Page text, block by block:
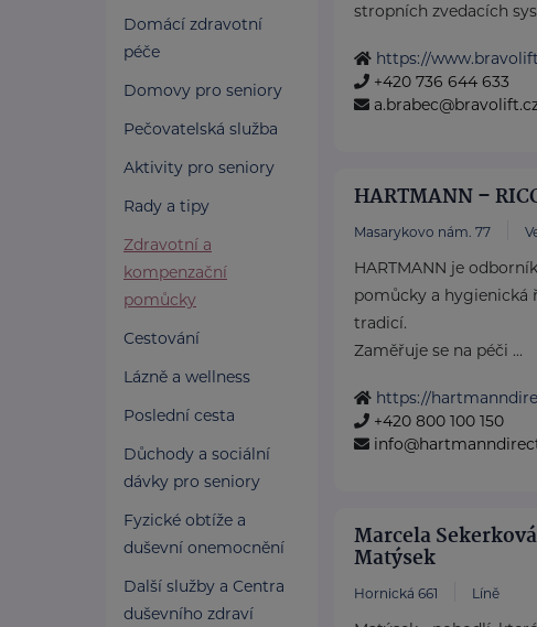
Domácí zdravotní
péče
Domovy pro seniory
Pečovatelská služba
Aktivity pro seniory
Rady a tipy
Zdravotní a
kompenzační
pomůcky
Cestování
Lázně a wellness
Poslední cesta
Důchody a sociální
dávky pro seniory
Fyzické obtíže a
duševní onemocnění
Další služby a Centra
duševního zdraví
stropních zvedacích
https://
+420 736 644 633
HARTMANN –
Masarykovo nám. 77
HARTMANN je
pomůcky a hygienická
tradicí.
Zaměřuje se na péči ...
https://
+420 800 100 150
Marcela
Matýsek
Hornická 661 Líně